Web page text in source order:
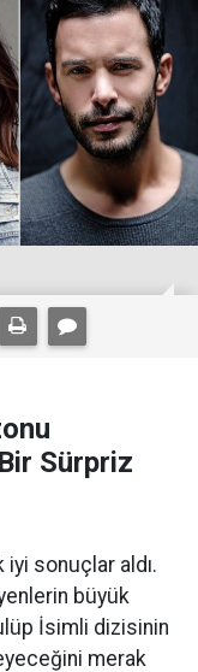
Sürpriz
sonuçlar aldı.
büyük
İsimli dizisinin
merak